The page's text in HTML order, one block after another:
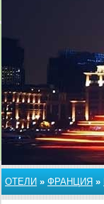
ОТЕЛИ » ФРАНЦИЯ »